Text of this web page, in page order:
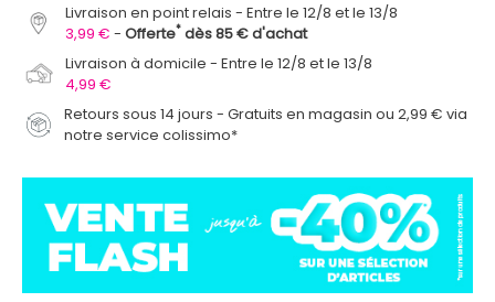
Livraison en point relais
Entre le 12/8 et le 13/8
3,99 €
Offerte* dès 85 € d'achat
Livraison à domicile
Entre le 12/8 et le 13/8
4,99 €
Retours sous 14 jours - Gratuits en magasin ou 2,99 € via
notre service colissimo*